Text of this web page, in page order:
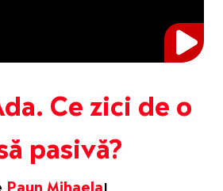
Ce zici de o
pasivă?
Paun Mihaela